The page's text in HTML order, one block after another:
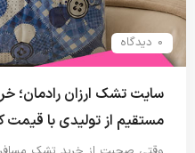
0 دیدگاه
سایت تشک ارزان رادمان؛
مستقیم از تولیدی با قیمت